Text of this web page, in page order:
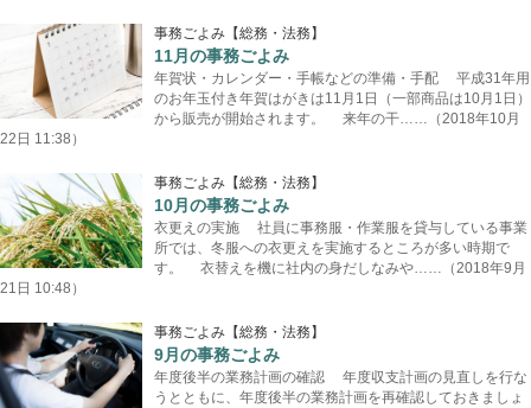
事務ごよみ【総務・法務】
11月の事務ごよみ
年賀状・カレンダー・手帳などの準備・手配 平成31年用
のお年玉付き年賀はがきは11月1日（一部商品は10月1日）
から販売が開始されます。 来年の干……（2018年10月
22日 11:38）
事務ごよみ【総務・法務】
10月の事務ごよみ
衣更えの実施 社員に事務服・作業服を貸与している事業
所では、冬服への衣更えを実施するところが多い時期で
す。 衣替えを機に社内の身だしなみや……（2018年9月
21日 10:48）
事務ごよみ【総務・法務】
9月の事務ごよみ
年度後半の業務計画の確認 年度収支計画の見直しを行な
うとともに、年度後半の業務計画を再確認しておきましょ